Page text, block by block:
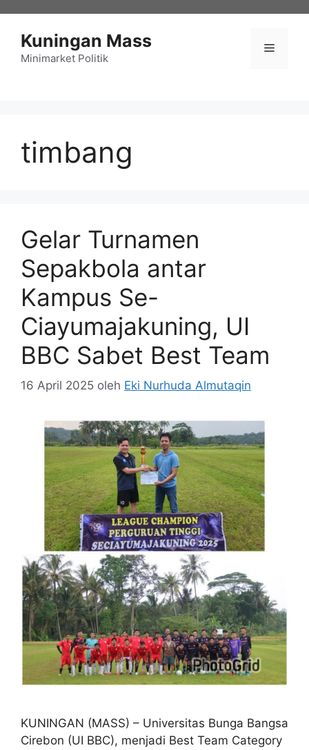
Kuningan Mass
Minimarket Politik
Menu
timbang
Gelar Turnamen
Sepakbola antar
Kampus Se-
Ciayumajakuning, UI
BBC Sabet Best Team
16 April 2025 oleh Eki Nurhuda Almutaqin
KUNINGAN (MASS) – Universitas Bunga Bangsa
Cirebon (UI BBC), menjadi Best Team Category